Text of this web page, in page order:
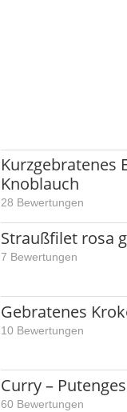
Kurzgebratenes
Knoblauch
28 Bewertungen
Straußfilet rosa
7 Bewertungen
Gebratenes
10 Bewertungen
Curry –
60 Bewertungen